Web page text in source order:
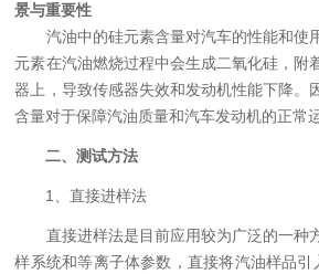
景与重要性
汽油中的硅元素含量对汽车的性能和使
元素在汽油燃烧过程中会生成二氧化硅，附
器上，导致传感器失效和发动机性能下降。
含量对于保障汽油质量和汽车发动机的正常
二、测试方法
1、直接进样法
直接进样法是目前应用较为广泛的一种
样系统和等离子体参数，直接将汽油样品引